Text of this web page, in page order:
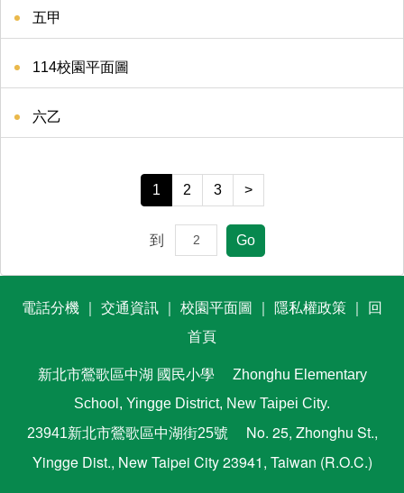
五甲
114校園平面圖
六乙
1 2 3 >
到 Go
電話分機 交通資訊 校園平面圖 隱私權政策
回
首頁
新北市鶯歌區中湖 國民小學
Zhonghu Elementary
School, Yingge District, New Taipei City.
23941新北市鶯歌區中湖街25號
No. 25, Zhonghu St.,
Yingge Dist., New Taipei City 23941, Taiwan (R.O.C.)